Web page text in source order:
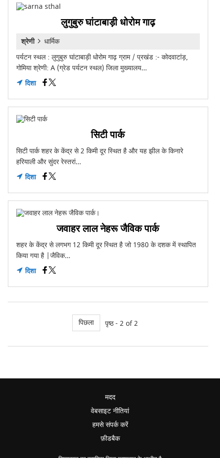
लुगुबुरु घांटाबाड़ी धोरोम गाढ़
श्रेणी
धार्मिक
पर्यटन स्थल : लुगुबुरु घांटाबाड़ी धोरोम गाढ़ ग्राम / प्रखंड :- कोदवाटांड़,
गोमिया श्रेणी: A (ग्रेड पर्यटन स्थल) जिला मुख्यालय…
दिशा
सिटी पार्क
सिटी पार्क शहर के केंद्र से 2 किमी दूर स्थित है और यह झील के किनारे
हरियाली और सुंदर रेस्तरां…
दिशा
जवाहर लाल नेहरू जैविक पार्क
शहर के केंद्र से लगभग 12 किमी दूर स्थित है जो 1980 के दशक में स्थापित
किया गया है |जैविक…
दिशा
पिछला पृष्ठ - 2 of 2
मदद
वेबसाइट नीतियां
हमसे संपर्क करें
फ़ीडबैक